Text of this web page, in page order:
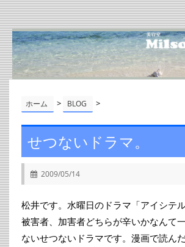
ホーム > BLOG >
せつないドラマ。
2009/05/14
松井です。水曜日のドラマ「アイシテ
被害者、加害者どちらが辛いかなんて
ないせつないドラマです。漫画で読ん